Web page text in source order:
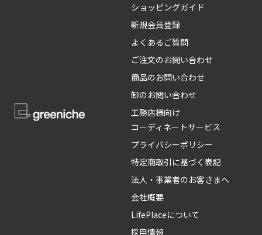
ショッピングガイド
新規会員登録
よくあるご質問
ご注文のお問い合わせ
商品のお問い合わせ
卸のお問い合わせ
工務店様向け
コーディネートサービス
プライバシーポリシー
特定商取引に基づく表記
法人・事業者のお客さまへ
会社概要
LifePlaceについて
採用情報